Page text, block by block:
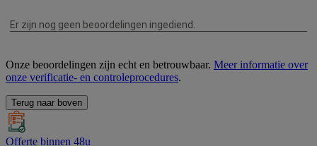
Onze beoordelingen zijn echt en betrouwbaar. Meer informatie over
onze verificatie- en controleprocedures.
Terug naar boven
Offerte binnen 48u